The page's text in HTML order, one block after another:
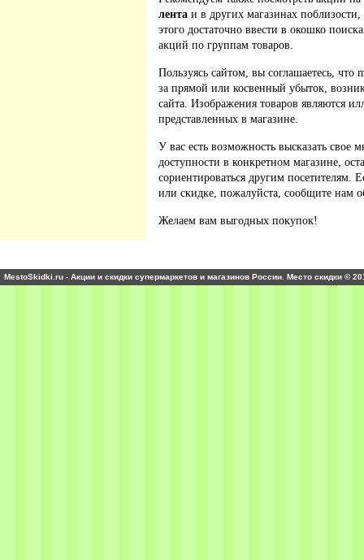
лента и в других магазинах
этого достаточно ввести в окошко
акций по группам товаров.
Пользуясь сайтом, вы соглашаетесь, что
за прямой или косвенный убыток,
сайта. Изображения товаров являются
представленных в магазине.
У вас есть возможность высказать свое
доступности в конкретном магазине,
сориентироваться другим
или скидке, пожалуйста, сообщите нам
Желаем вам выгодных покупок!
MestoSkidki.ru - Акции и скидки супермаркетов и магазинов России. Место скидки ©